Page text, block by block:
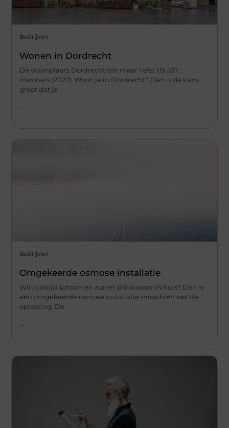
Bedrijven
Wonen in Dordrecht
De woonplaats Dordrecht telt maar liefst 119.537
inwoners (2022). Woon je in Dordrecht? Dan is de kans
groot dat je
Bedrijven
Omgekeerde osmose installatie
Wil jij altijd schoon en zuiver drinkwater in huis? Dan is
een omgekeerde osmose installatie misschien wel de
oplossing. De